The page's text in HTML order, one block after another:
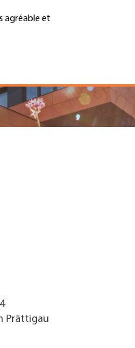
agréable et
Prättigau